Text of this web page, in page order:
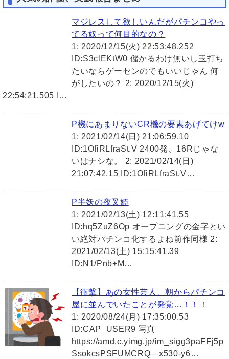
マジレスして欲しいんだがパチンコやっ
てる奴って何目的なの？
1: 2020/12/15(火) 22:53:48.252
ID:S3clEKtW0 儲かるわけ無いし玉打ち
たいならゲーセンのでもいいじゃん 何
がしたいの？ 2: 2020/12/15(火)
22:54:21.505 I…
P機にあまりないCR機の要素あげてけw
1: 2021/02/14(日) 21:06:59.10
ID:1OfiRLfraSt.V 2400発、16Rじゃな
いはナシな。 2: 2021/02/14(日)
21:07:42.15 ID:1OfiRLfraSt.V…
P半妖の夜叉姫
1: 2021/02/13(土) 12:11:41.55
ID:hq5ZuZ6Op オープニングの金字とい
い絶対パチンコ化するよね前作同様 2:
2021/02/13(土) 15:15:41.39
ID:N1/Pnb+M…
【衝撃】あの女性芸人、朝からパチンコ
屋に並んでいたことが発覚…！！！
1: 2020/08/24(月) 17:35:00.53
ID:CAP_USER9 写真
https://amd.c.yimg.jp/im_sigg3paFFj5p
SsokcsPSFUMCRQ—x530-y6…